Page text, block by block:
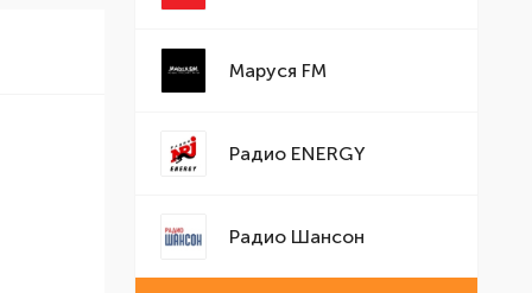
Маруся FM
Радио ENERGY
Радио Шансон